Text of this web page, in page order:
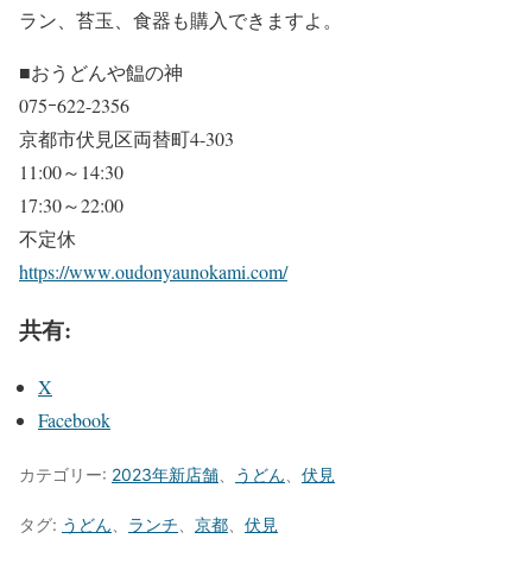
ラン、苔玉、食器も購入できますよ。
■おうどんや饂の神
075ｰ622-2356
京都市伏見区両替町4-303
11:00～14:30
17:30～22:00
不定休
https://www.oudonyaunokami.com/
共有:
X
Facebook
カテゴリー: 2023年新店舗、 うどん、 伏見
タグ: うどん、 ランチ、 京都、 伏見